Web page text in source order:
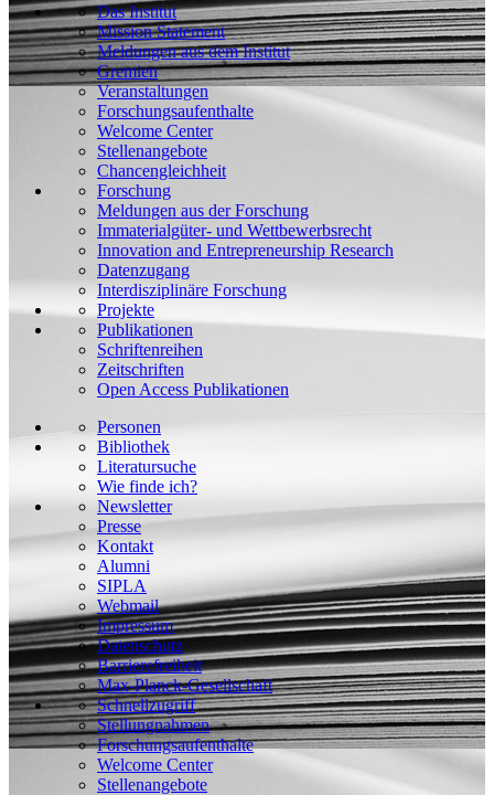
Das Institut
Mission Statement
Meldungen aus dem Institut
Gremien
Veranstaltungen
Forschungsaufenthalte
Welcome Center
Stellenangebote
Chancengleichheit
Forschung
Meldungen aus der Forschung
Immaterialgüter- und Wettbewerbsrecht
Innovation and Entrepreneurship Research
Datenzugang
Interdisziplinäre Forschung
Projekte
Publikationen
Schriftenreihen
Zeitschriften
Open Access Publikationen
Personen
Bibliothek
Literatursuche
Wie finde ich?
Newsletter
Presse
Kontakt
Alumni
SIPLA
Webmail
Impressum
Datenschutz
Barrierefreiheit
Max-Planck-Gesellschaft
Schnellzugriff
Stellungnahmen
Forschungsaufenthalte
Welcome Center
Stellenangebote